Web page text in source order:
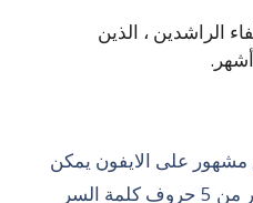
الراشدين ، الذين
على الايفون يمكن
السر